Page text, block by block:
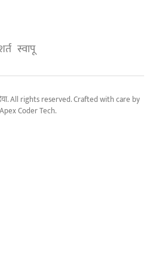
स्वापू
All rights reserved. Crafted with care by
Apex Coder Tech.